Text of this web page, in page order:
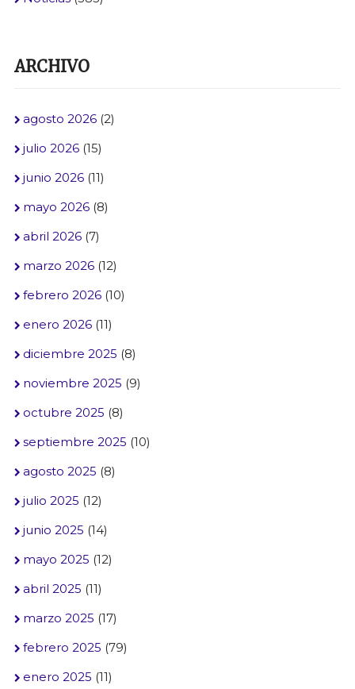
ARCHIVO
agosto 2026(2)
julio 2026(15)
junio 2026(11)
mayo 2026(8)
abril 2026(7)
marzo 2026(12)
febrero 2026(10)
enero 2026(11)
diciembre 2025 (8)
noviembre 2025 (9)
octubre 2025 (8)
septiembre 2025 (10)
agosto 2025 (8)
julio 2025 (12)
junio 2025 (14)
mayo 2025 (12)
abril 2025 (11)
marzo 2025 (17)
febrero 2025 (79)
enero 2025 (11)